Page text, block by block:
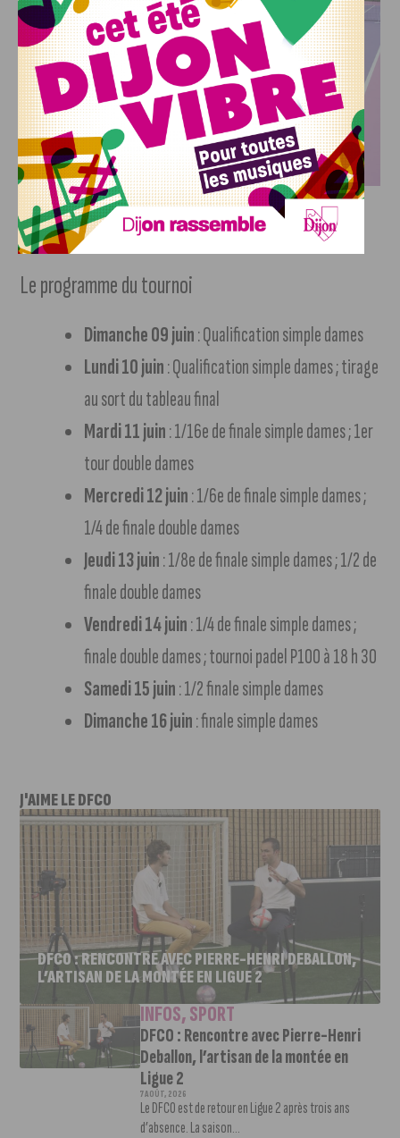
Denis Liébé, directeur du Country Club de Norges et du tournoi. Crédit photo :
Christophe Remondière
Le programme du tournoi
Dimanche 09 juin: Qualification simple dames
Lundi 10 juin: Qualification simple dames ; tirage
au sort du tableau final
Mardi 11 juin: 1/16e de finale simple dames ; 1er
tour double dames
Mercredi 12 juin: 1/6e de finale simple dames ;
1/4 de finale double dames
Jeudi 13 juin: 1/8e de finale simple dames ; 1/2 de
finale double dames
Vendredi 14 juin: 1/4 de finale simple dames ;
finale double dames ; tournoi padel P100 à 18 h 30
Samedi 15 juin: 1/2 finale simple dames
Dimanche 16 juin: finale simple dames
J'AIME LE DFCO
DFCO : RENCONTRE AVEC PIERRE-HENRI DEBALLON,
L’ARTISAN DE LA MONTÉE EN LIGUE 2
INFOS,SPORT
DFCO : Rencontre avec Pierre-Henri
Deballon, l’artisan de la montée en
Ligue 2
7 AOÛT, 2026
Le DFCO est de retour en Ligue 2 après trois ans
d’absence. La saison...